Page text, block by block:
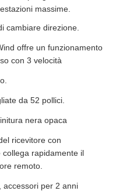
massime.
cambiare direzione.
offre un funzionamento
con 3 velocità
da 52 pollici.
nera opaca
ricevitore con
rapidamente il
remoto.
accessori per 2 anni